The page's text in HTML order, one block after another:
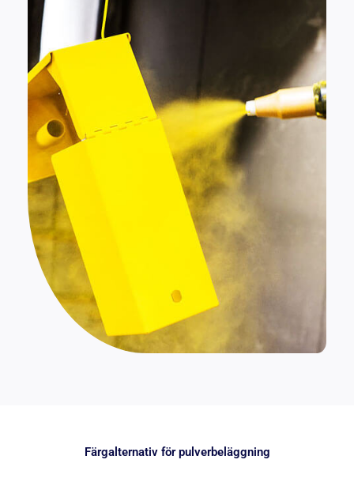
Färgalternativ för pulverbeläggning